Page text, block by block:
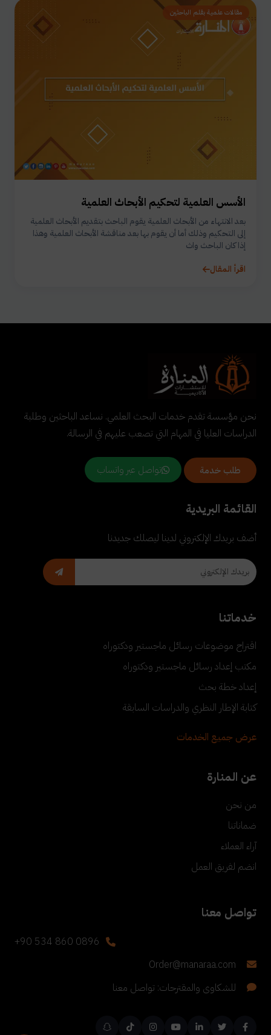
مقالات علمية بقلم الباحثين
الأسس العلمية لتحكيم الأبحاث العلمية
بعد الانتهاء من الأبحاث العلمية يقوم الباحث بتقديم الأبحاث العلمية
إلى التحكيم وذلك أما أن يقوم بها بعد مناقشة الأبحاث العلمية وهذا
إذا كان الباحث واث
اقرأ المقال
نحن مؤسسة تقدم خدمات البحث العلمي. نساعد الباحثين وطلبة
الدراسات العليا في المهام التي تصعب عليهم في الرسالة.
طلب خدمة تواصل عبر واتساب
القائمة البريدية
أضف بريدك الإلكتروني لدينا ليصلك جديدنا
خدماتنا
اقتراح موضوعات رسائل ماجستير ودكتوراه
مكتب إعداد رسائل ماجستير ودكتوراه
إعداد خطة بحث
كتابة الإطار النظري والدراسات السابقة
عرض جميع الخدمات
عن المنارة
من نحن
ضماناتنا
آراء العملاء
انضم لفريق العمل
تواصل معنا
+90 534 860 0896
Order@manaraa.com
للشكاوى والمقترحات: تواصل معنا